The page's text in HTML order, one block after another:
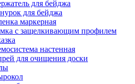
для бейджа
для бейджа
маркерная
с защелкивающим профилем
настенная
для очищения доски